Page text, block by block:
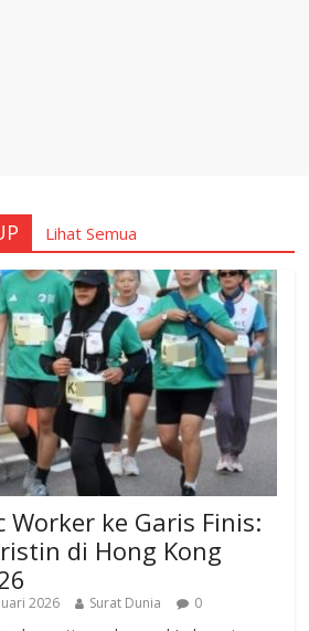
Lihat Semua
Worker ke Garis Finis:
di Hong Kong
2026 Surat Dunia 0